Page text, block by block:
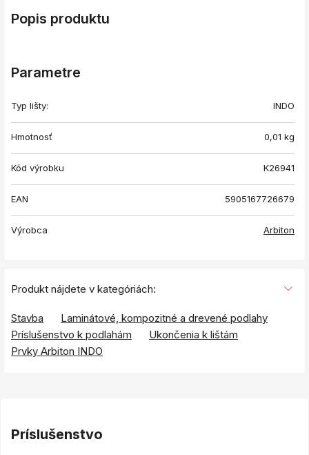
Popis produktu
Parametre
Typ lišty: INDO
Hmotnosť 0,01 kg
Kód výrobku K26941
EAN 5905167726679
Výrobca Arbiton
Produkt nájdete v kategóriách:
Stavba
Laminátové, kompozitné a drevené podlahy
Príslušenstvo k podlahám
Ukončenia k lištám
Prvky Arbiton INDO
Príslušenstvo